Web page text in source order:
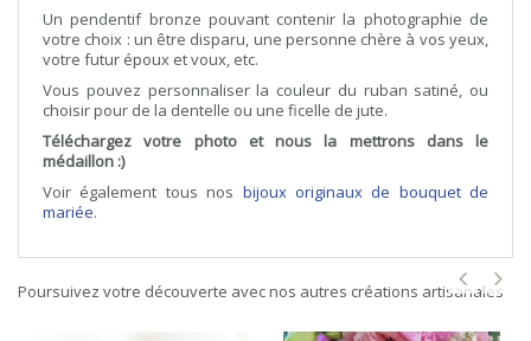
Un pendentif bronze pouvant contenir la photographie de
votre choix : un être disparu, une personne chère à vos yeux,
votre futur époux et voux, etc.
Vous pouvez personnaliser la couleur du ruban satiné, ou
choisir pour de la dentelle ou une ficelle de jute.
Téléchargez votre photo et nous la mettrons dans le
médaillon :)
Voir également tous nos bijoux originaux de bouquet de
mariée.
Poursuivez votre découverte avec nos autres créations artisanales